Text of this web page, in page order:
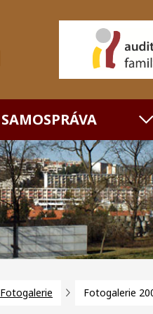
SAMOSPRÁVA
Fotogalerie Fotogalerie